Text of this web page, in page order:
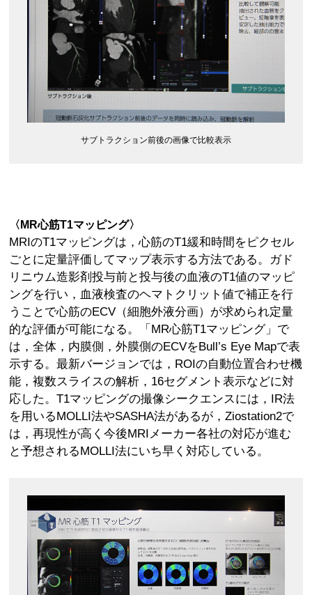
サブトラクション前後の画像で比較表示
〈MR心筋T1マッピング〉
MRIのT1マッピングは，心筋のT1緩和時間をピクセル
ごとに定量評価してマップ表示する方法である。ガド
リニウム造影剤投与前と投与後の血液のT1値のマッピ
ングを行い，血液検査のヘマトクリット値で補正を行
うことで心筋のECV（細胞外液分画）が求められ定量
的な評価が可能になる。「MR心筋T1マッピング」で
は，全体，内膜側，外膜側のECVをBull’s Eye Mapで表
示する。最新バージョンでは，ROIの自動位置合わせ機
能，複数スライスの解析，16セグメント表示などに対
応した。T1マッピングの撮像シークエンスには，IR法
を用いるMOLLI法やSASHA法があるが，Ziostation2で
は，再現性が高く今後MRIメーカー各社の対応が進む
と予想されるMOLLI法にいち早く対応している。